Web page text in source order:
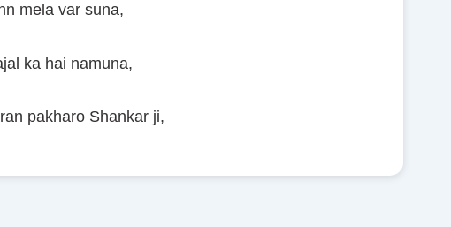
mela var suna,
ka hai namuna,
pakharo Shankar ji,